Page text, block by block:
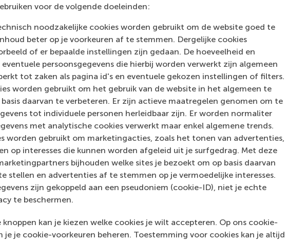
voor de volgende doeleinden:
noodzakelijke cookies worden gebruikt om de website goed te
beter op je voorkeuren af te stemmen. Dergelijke cookies
of er bepaalde instellingen zijn gedaan. De hoeveelheid en
persoonsgegevens die hierbij worden verwerkt zijn algemeen
tot zaken als pagina id's en eventuele gekozen instellingen of filters.
worden gebruikt om het gebruik van de website in het algemeen te
basis daarvan te verbeteren. Er zijn actieve maatregelen genomen om te
tot individuele personen herleidbaar zijn. Er worden normaliter
met analytische cookies verwerkt maar enkel algemene trends.
worden gebruikt om marketingacties, zoals het tonen van advertenties,
op interesses die kunnen worden afgeleid uit je surfgedrag. Met deze
bijhouden welke sites je bezoekt om op basis daarvan
stellen en advertenties af te stemmen op je vermoedelijke interesses.
zijn gekoppeld aan een pseudoniem (cookie-ID), niet je echte
te beschermen.
kan je kiezen welke cookies je wilt accepteren. Op ons cookie-
je je cookie-voorkeuren beheren. Toestemming voor cookies kan je altijd
Media Outlets
Buurtwijs(Online)